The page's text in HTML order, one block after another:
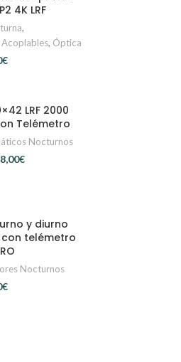
4K LRF
,
, Óptica
€
LRF 2000
Telémetro
Nocturnos
€
y diurno
con telémetro
Nocturnos
€